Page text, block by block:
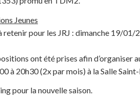
Jeunes
retenir pour les JRJ : dimanche 19/
ont été prises afin d’organiser
à 20h30 (2x par mois) à la Salle
pour la nouvelle saison.